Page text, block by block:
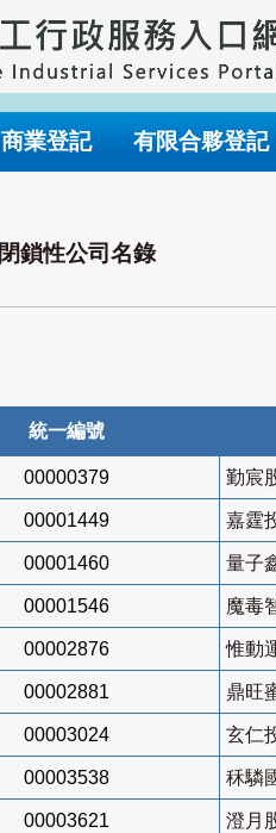
商業登記 有限合夥登記
閉鎖性公司名錄
統一編號
00000379 勤宸
00001449 嘉霆
00001460 量子
00001546 魔毒
00002876 惟動
00002881 鼎旺
00003024 玄仁
00003538 秝驎
00003621 澄月